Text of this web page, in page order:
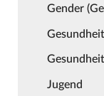
Gender
Gesundheit
Jugend